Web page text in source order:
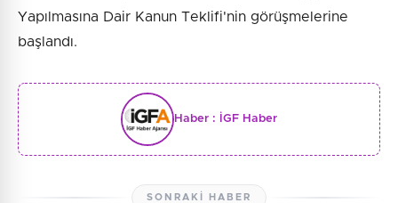
Yapılmasına Dair Kanun Teklifi'nin görüşmelerine
başlandı.
Haber : İGF Haber
SONRAKI HABER